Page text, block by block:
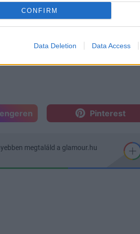
CONFIRM
Data Deletion Data Access
Pinterest
megtaláld a glamour.hu